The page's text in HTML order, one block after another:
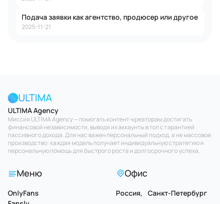
Подача заявки как агентство, продюсер или другое
2025-11-21
ULTIMA
ULTIMA Agency
Миссия ULTIMA Agency — помогать контент-креаторам достигать
финансовой независимости, выводя их аккаунты в топ с гарантией
пассивного дохода. Для нас важен персональный подход, а не массовое
производство: каждая модель получает индивидуальную стратегию и
персональную помощь для быстрого роста и долгосрочного успеха.
Меню
OnlyFans
Офис
Россия, Санкт-Петербург